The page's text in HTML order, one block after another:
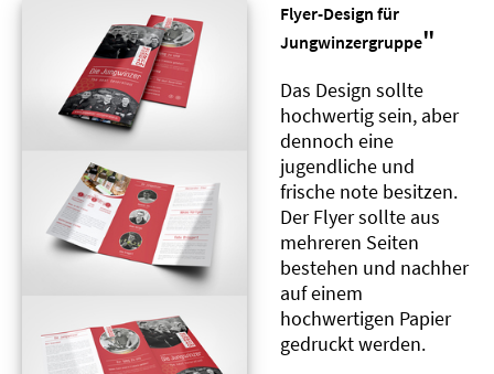
Flyer-Design für
Jungwinzergruppe"
Das Design sollte
hochwertig sein, aber
dennoch eine
jugendliche und
frische note besitzen.
Der Flyer sollte aus
mehreren Seiten
bestehen und nachher
auf einem
hochwertigen Papier
gedruckt werden.